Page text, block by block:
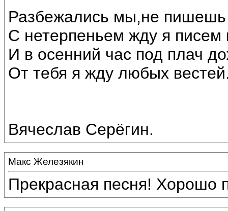
Разбежались мы,не
С нетерпеньем жду я
И в осенний час под плач
От тебя я жду любых
Вячеслав Серёгин.
Макс Железякин
Прекрасная песня! Хорошо